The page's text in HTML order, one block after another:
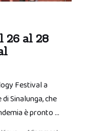
26 al 28
Festival a
Sinalunga, che
è pronto …